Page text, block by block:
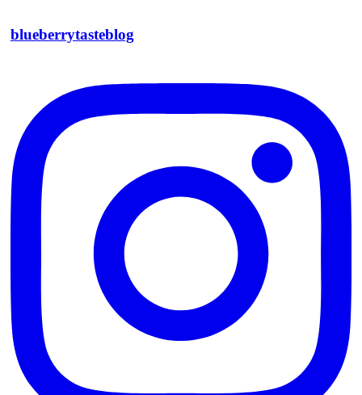
blueberrytasteblog